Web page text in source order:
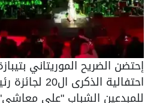
إحتضن الضريح الموريتاني
احتفالية
للمبدعين الشباب "علي